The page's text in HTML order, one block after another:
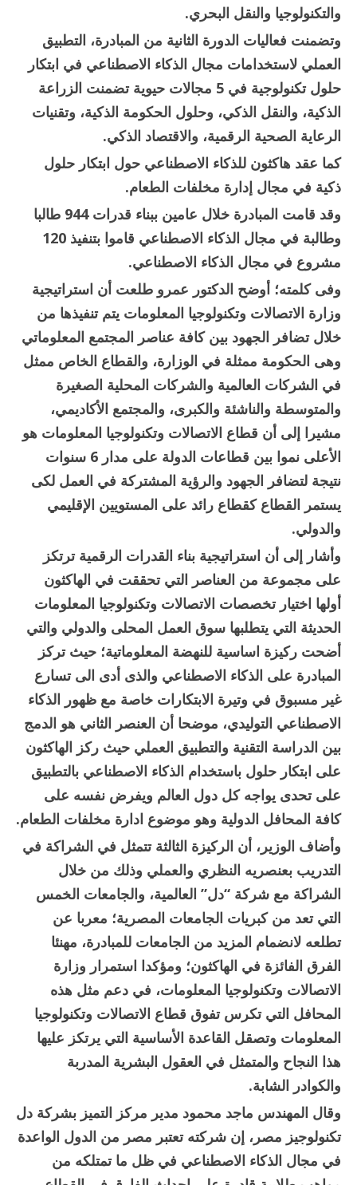
والتكنولوجيا والنقل البحري.
وتضمنت فعاليات الدورة الثانية من المبادرة، التطبيق
العملي لاستخدامات مجال الذكاء الاصطناعي في ابتكار
حلول تكنولوجية في 5 مجالات حيوية تضمنت الزراعة
الذكية، والنقل الذكي، وحلول الحكومة الذكية، وتقنيات
الرعاية الصحية الرقمية، والاقتصاد الذكي.
كما عقد هاكثون للذكاء الاصطناعي حول ابتكار حلول
ذكية في مجال إدارة مخلفات الطعام.
وقد قامت المبادرة خلال عامين ببناء قدرات 944 طالبا
وطالبة في مجال الذكاء الاصطناعي قاموا بتنفيذ 120
مشروع في مجال الذكاء الاصطناعي.
وفى كلمته؛ أوضح الدكتور عمرو طلعت أن استراتيجية
وزارة الاتصالات وتكنولوجيا المعلومات يتم تنفيذها من
خلال تضافر الجهود بين كافة عناصر المجتمع المعلوماتي
وهى الحكومة ممثلة في الوزارة، والقطاع الخاص ممثل
في الشركات العالمية والشركات المحلية الصغيرة
والمتوسطة والناشئة والكبرى، والمجتمع الأكاديمي،
مشيرا إلى أن قطاع الاتصالات وتكنولوجيا المعلومات هو
الأعلى نموا بين قطاعات الدولة على مدار 6 سنوات
نتيجة لتضافر الجهود والرؤية المشتركة في العمل لكى
يستمر القطاع كقطاع رائد على المستويين الإقليمي
والدولي.
وأشار إلى أن استراتيجية بناء القدرات الرقمية ترتكز
على مجموعة من العناصر التي تحققت في الهاكثون
أولها اختيار تخصصات الاتصالات وتكنولوجيا المعلومات
الحديثة التي يتطلبها سوق العمل المحلى والدولي والتي
أضحت ركيزة اساسية للنهضة المعلوماتية؛ حيث تركز
المبادرة على الذكاء الاصطناعي والذى أدى الى تسارع
غير مسبوق في وتيرة الابتكارات خاصة مع ظهور الذكاء
الاصطناعي التوليدي، موضحا أن العنصر الثاني هو الدمج
بين الدراسة التقنية والتطبيق العملي حيث ركز الهاكثون
على ابتكار حلول باستخدام الذكاء الاصطناعي بالتطبيق
على تحدى يواجه كل دول العالم ويفرض نفسه على
كافة المحافل الدولية وهو موضوع ادارة مخلفات الطعام.
وأضاف الوزير، أن الركيزة الثالثة تتمثل في الشراكة في
التدريب بعنصريه النظري والعملي وذلك من خلال
الشراكة مع شركة “دل” العالمية، والجامعات الخمس
التي تعد من كبريات الجامعات المصرية؛ معربا عن
تطلعه لانضمام المزيد من الجامعات للمبادرة، مهنئا
الفرق الفائزة في الهاكثون؛ ومؤكدا استمرار وزارة
الاتصالات وتكنولوجيا المعلومات، في دعم مثل هذه
المحافل التي تكرس تفوق قطاع الاتصالات وتكنولوجيا
المعلومات وتصقل القاعدة الأساسية التي يرتكز عليها
هذا النجاح والمتمثل في العقول البشرية المدربة
والكوادر الشابة.
وقال المهندس ماجد محمود مدير مركز التميز بشركة دل
تكنولوجيز مصر، إن شركته تعتبر مصر من الدول الواعدة
في مجال الذكاء الاصطناعي في ظل ما تمتلكه من